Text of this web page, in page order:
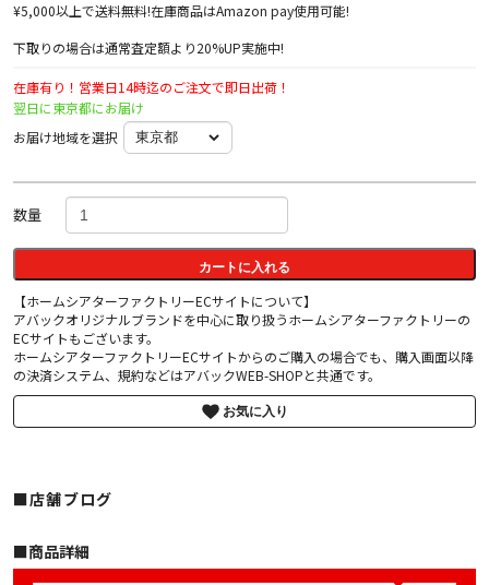
¥5,000以上で送料無料!在庫商品はAmazon pay使用可能!
下取りの場合は通常査定額より20%UP実施中!
在庫有り！営業日14時迄のご注文で即日出荷！
翌日に東京都にお届け
お届け地域を選択
数量
カートに入れる
【ホームシアターファクトリーECサイトについて】
アバックオリジナルブランドを中心に取り扱うホームシアターファクトリーの
ECサイトもございます。
ホームシアターファクトリーECサイトからのご購入の場合でも、購入画面以降
の決済システム、規約などはアバックWEB-SHOPと共通です。
お気に入り
■店舗ブログ
■︎商品詳細